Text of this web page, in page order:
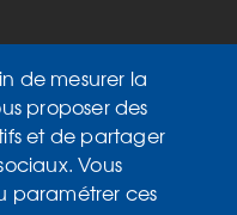
et de
de mesurer la
proposer des
et de partager
Vous
paramétrer ces